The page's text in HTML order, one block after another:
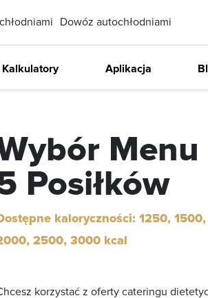
Dowóz autochłodniami
Kalkulatory Aplikacja
Menu
Posiłków
kaloryczności: 1250, 1500,
2500, 3000 kcal
korzystać z oferty cateringu